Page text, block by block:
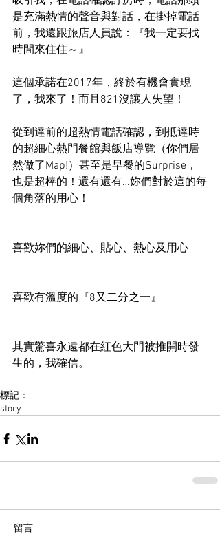
是充滿熱情的聲音與對話，在掛掉電話
前，我還跟旅店人員說：『我一定要找
時間來住住～』
這個承諾在2017年，終於有機會實現
了，我來了！而且821沒讓人失望！
從到達前的超熱情電話確認，到抵達時
的超細心熱門餐館與飯店導覽（你們居
然做了Map!）甚至是早餐的Surprise，
也是超棒的！還有還有…妳們對於這的每
個角落的用心！
喜歡妳們的細心、貼心、熱心及用心
喜歡有溫度的『8又二分之一』
其實驚喜永遠都在紅色大門被推開時發
生的，我確信。
標記：
story
留言